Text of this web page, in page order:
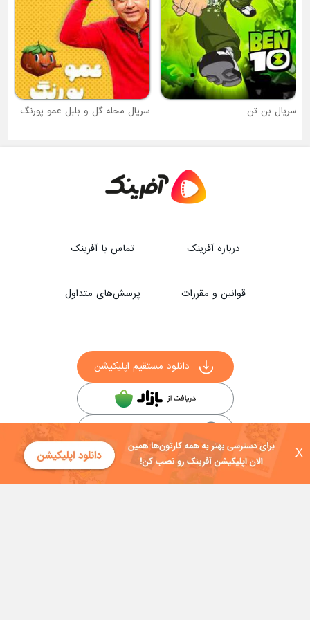
X
سریال بن تن سریال محله گل و بلبل عمو پورنگ
درباره آفرینک تماس با آفرینک
قوانین و مقررات پرسش‌های متداول
دانلود مستقیم اپلیکیشن
سایر راه‌های دانلود آفرینک